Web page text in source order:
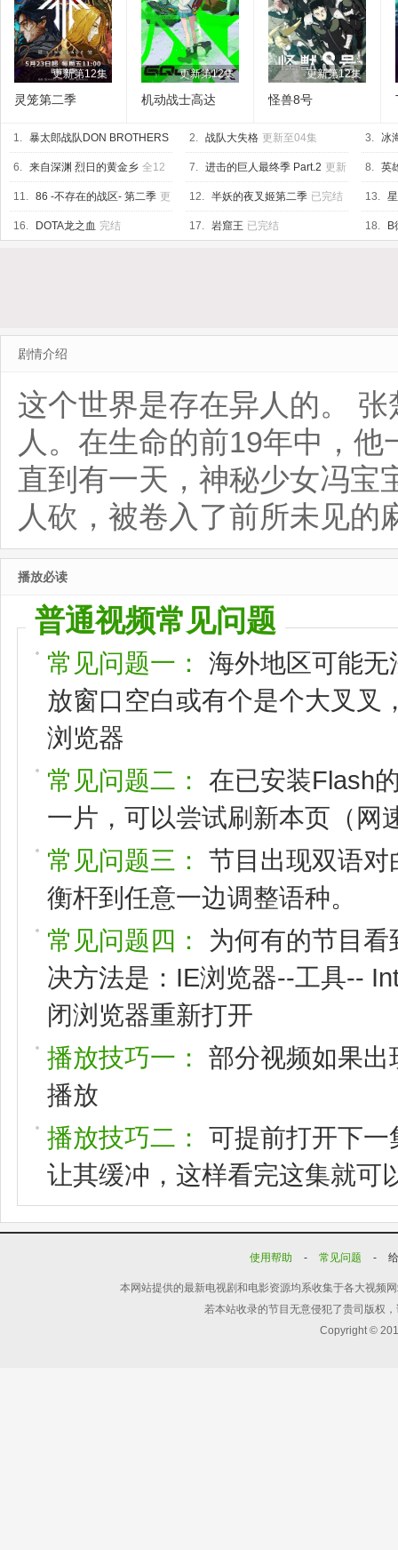
更新第12集
灵笼第二季
更新第12集
机动战士高达
更新第12集
怪兽8号
1. 暴太郎战队DON BROTHERS
已完结
2. 战队大失格 更新至04集 3. 冰
6. 来自深渊 烈日的黄金乡 全12
集
7. 进击的巨人最终季 Part.2 更新
至05集
8. 英
11. 86 -不存在的战区- 第二季 更
新至11集
12. 半妖的夜叉姬第二季 已完结 13.
已完结
16. DOTA龙之血 完结 17. 岩窟王 已完结 18. B
剧情介绍
这个世界是存在异人的。
人。在生命的前19年中，
直到有一天，神秘少女冯宝
人砍，被卷入了前所未见
播放必读
普通视频常见问题
常见问题一：
海外地区可能
放窗口空白或有个是个大叉叉
浏览器
常见问题二：
在已安装Flash
一片，可以尝试刷新本页（网
常见问题三：
节目出现双语
衡杆到任意一边调整语种。
常见问题四：
为何有的节目
决方法是：IE浏览器--工具--
闭浏览器重新打开
播放技巧一：
部分视频如果
播放
播放技巧二：
可提前打开下
让其缓冲，这样看完这集就可
使用帮助 - 常见问题 -
本网站提供的最新电视剧和电影资源均系收集于各大视频
若本站收录的节目无意侵犯了贵司版权
Copyright ©